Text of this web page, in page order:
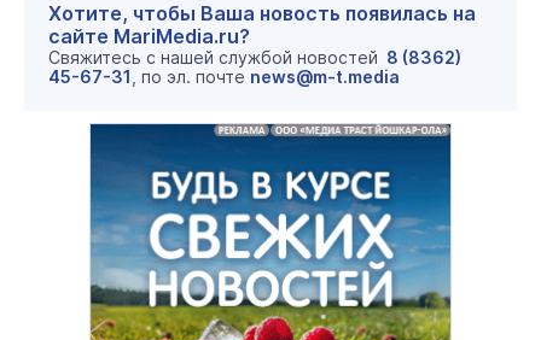
Хотите, чтобы Ваша новость появилась на
сайте MariMedia.ru?
Свяжитесь с нашей службой новостей 8 (8362)
45-67-31 , по эл. почте news@m-t.media